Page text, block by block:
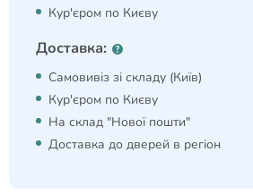
Кур'єром по Києву
Доставка:
Самовивіз зі складу (Київ)
Кур'єром по Києву
На склад "Нової пошти"
Доставка до дверей в регіон